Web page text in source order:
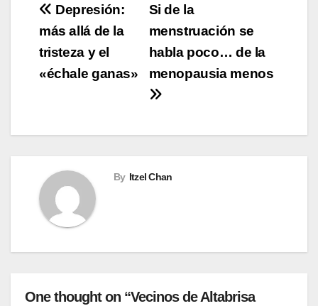
Navegación
de
entradas
Si de la
menstruación se
habla poco… de la
menopausia menos
Depresión:
más allá de la
tristeza y el
«échale ganas»
By Itzel Chan
One thought on “Vecinos de Altabrisa